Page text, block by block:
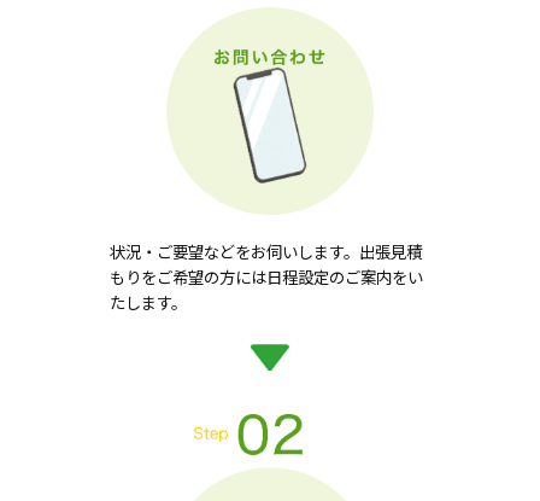
状況・ご要望などをお伺いします。出張見積
もりをご希望の方には日程設定のご案内をい
たします。